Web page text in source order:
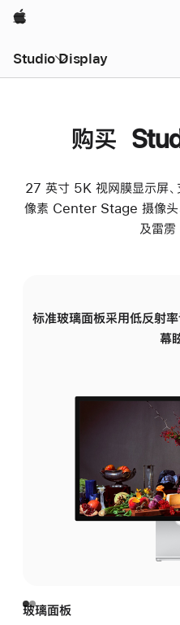
Apple
Studio Display
购买
27 英寸 5K 视网膜显示屏
像素 Center Stage 摄像头
及雷雳
标准玻璃面板采用低反射
幕
玻璃面板